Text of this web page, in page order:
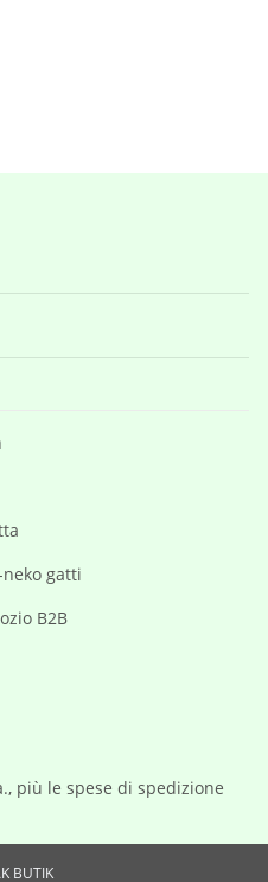
gatti
B2B
più le spese di spedizione
BUTIK